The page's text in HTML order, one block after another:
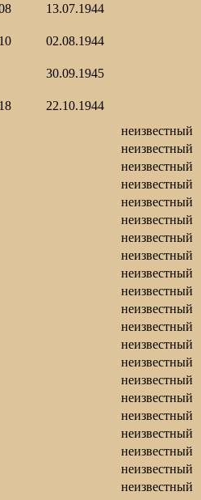
13.07.1944
02.08.1944
30.09.1945
22.10.1944
неизвестный
неизвестный
неизвестный
неизвестный
неизвестный
неизвестный
неизвестный
неизвестный
неизвестный
неизвестный
неизвестный
неизвестный
неизвестный
неизвестный
неизвестный
неизвестный
неизвестный
неизвестный
неизвестный
неизвестный
неизвестный